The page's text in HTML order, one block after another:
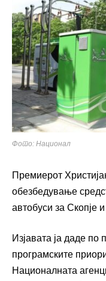
Фото: Национал
Премиерот
обезбедување
автобуси за Скопје
Изјавата ја даде по
програмските
Националната